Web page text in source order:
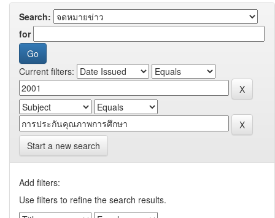
Search:
for
Current filters:
Start a new search
Add filters:
Use filters to refine the search results.